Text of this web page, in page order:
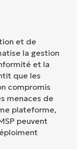
et de
la gestion
et la
que les
compromis
menaces de
plateforme,
peuvent